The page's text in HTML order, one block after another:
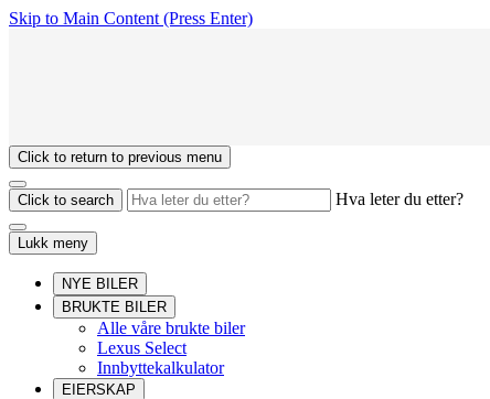
Skip to Main Content (Press Enter)
Click to return to previous menu
Click to search Hva leter du etter?
Lukk meny
NYE BILER
BRUKTE BILER
Alle våre brukte biler
Lexus Select
Innbyttekalkulator
EIERSKAP